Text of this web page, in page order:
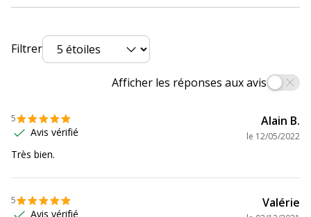
Filtrer
Afficher les réponses aux avis
5
Avis vérifié
Alain B.
le 12/05/2022
Très bien.
5
Avis vérifié
Valérie